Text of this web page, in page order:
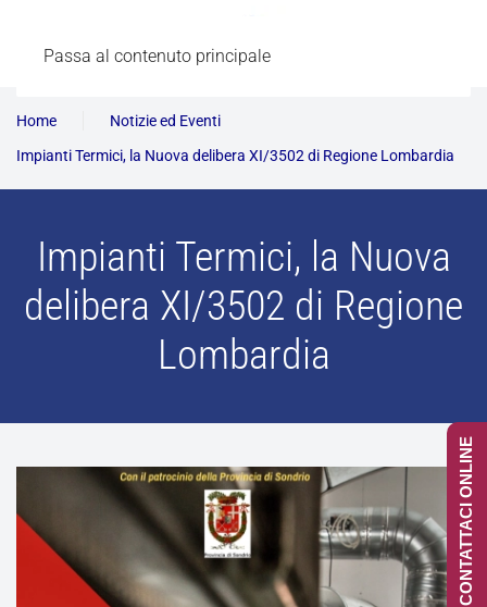
Passa al contenuto principale
Home
Notizie ed Eventi
Impianti Termici, la Nuova delibera XI/3502 di Regione Lombardia
Impianti Termici, la Nuova
delibera XI/3502 di Regione
Lombardia
CONTATTACI ONLINE